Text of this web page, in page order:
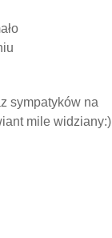
sympatyków na
mile widziany:)